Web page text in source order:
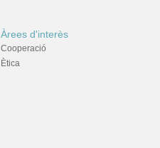
Àrees d'interès
Cooperació
Ètica